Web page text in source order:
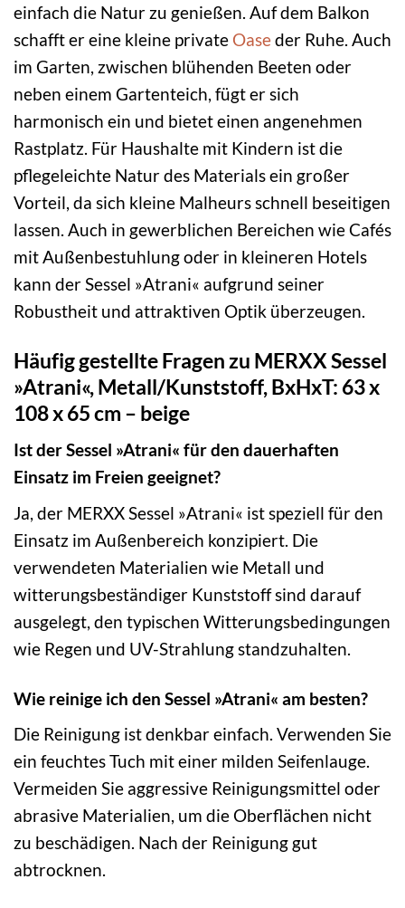
einfach die Natur zu genießen. Auf dem Balkon
schafft er eine kleine private Oaseder Ruhe. Auch
im Garten, zwischen blühenden Beeten oder
neben einem Gartenteich, fügt er sich
harmonisch ein und bietet einen angenehmen
Rastplatz. Für Haushalte mit Kindern ist die
pflegeleichte Natur des Materials ein großer
Vorteil, da sich kleine Malheurs schnell beseitigen
lassen. Auch in gewerblichen Bereichen wie Cafés
mit Außenbestuhlung oder in kleineren Hotels
kann der Sessel »Atrani« aufgrund seiner
Robustheit und attraktiven Optik überzeugen.
Häufig gestellte Fragen zu MERXX Sessel
»Atrani«, Metall/Kunststoff, BxHxT: 63 x
108 x 65 cm – beige
Ist der Sessel »Atrani« für den dauerhaften
Einsatz im Freien geeignet?
Ja, der MERXX Sessel »Atrani« ist speziell für den
Einsatz im Außenbereich konzipiert. Die
verwendeten Materialien wie Metall und
witterungsbeständiger Kunststoff sind darauf
ausgelegt, den typischen Witterungsbedingungen
wie Regen und UV-Strahlung standzuhalten.
Wie reinige ich den Sessel »Atrani« am besten?
Die Reinigung ist denkbar einfach. Verwenden Sie
ein feuchtes Tuch mit einer milden Seifenlauge.
Vermeiden Sie aggressive Reinigungsmittel oder
abrasive Materialien, um die Oberflächen nicht
zu beschädigen. Nach der Reinigung gut
abtrocknen.